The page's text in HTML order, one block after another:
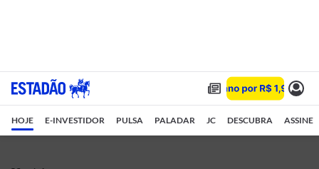
HOJE E-INVESTIDOR PULSA PALADAR JC DESCUBRA ASSINE